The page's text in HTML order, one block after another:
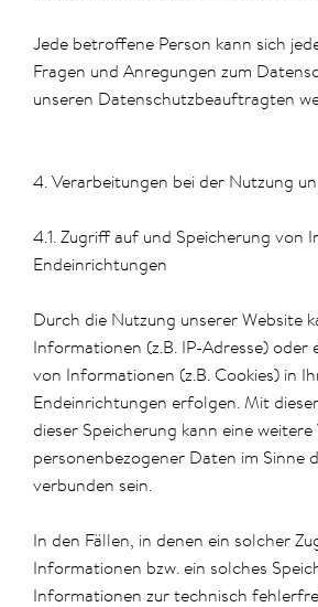
Jede betroffene Person kann sich
Fragen und Anregungen zum
unseren Datenschutzbeauftragten
4. Verarbeitungen bei der Nutzung
4.1. Zugriff auf und Speicherung von
Endeinrichtungen
Durch die Nutzung unserer Website
Informationen (z.B. IP-Adresse) oder
von Informationen (z.B. Cookies) in
Endeinrichtungen erfolgen. Mit
dieser Speicherung kann eine
personenbezogener Daten im Sinne
verbunden sein.
In den Fällen, in denen ein solcher
Informationen bzw. ein solches
Informationen zur technisch